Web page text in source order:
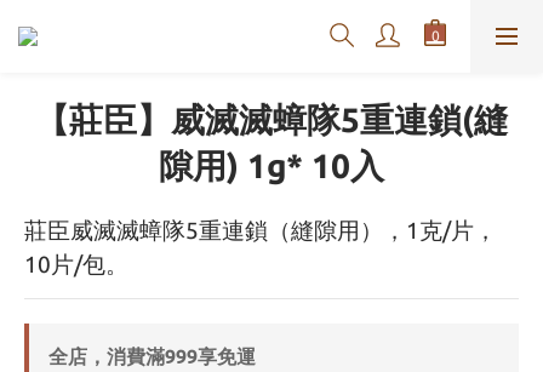
【莊臣】威滅滅蟑隊5重連鎖(縫
隙用) 1g* 10入
莊臣威滅滅蟑隊5重連鎖（縫隙用），1克/片，
10片/包。
全店，消費滿999享免運